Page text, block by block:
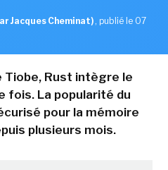
Jacques Cheminat) , publié le 07
Tiobe, Rust intègre le
fois. La popularité du
pour la mémoire
plusieurs mois.